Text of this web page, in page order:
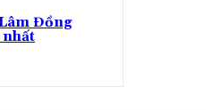
Đồng
nhất